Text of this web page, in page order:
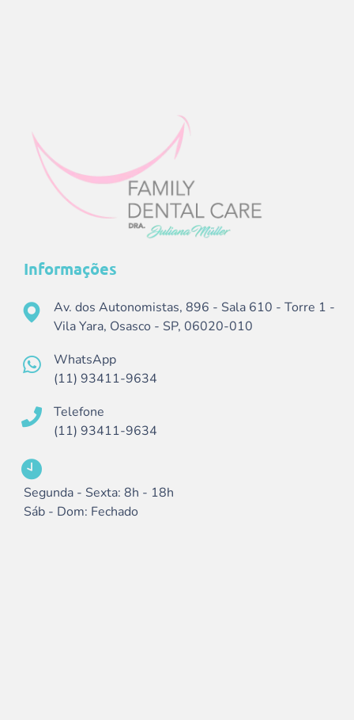
Informações
Av. dos Autonomistas, 896 - Sala 610 - Torre 1 -
Vila Yara, Osasco - SP, 06020-010
WhatsApp
(11) 93411-9634
Telefone
(11) 93411-9634
Segunda - Sexta: 8h - 18h
Sáb - Dom: Fechado